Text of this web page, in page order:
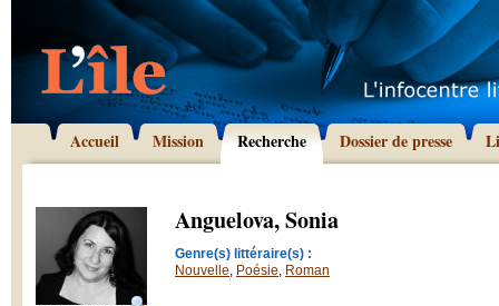
Accueil Mission Recherche Dossier de presse
Anguelova, Sonia
Genre(s) littéraire(s) :
Nouvelle, Poésie, Roman